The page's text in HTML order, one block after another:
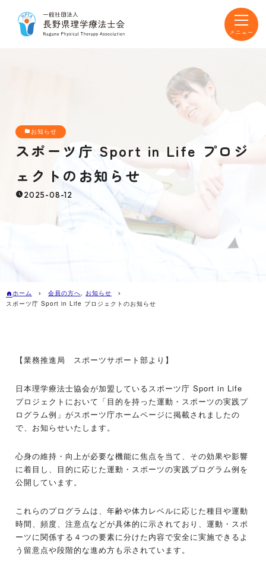
toggle
お知らせ
スポーツ庁 Sport in Life プロジ
ェクトのお知らせ
2025-08-12
ホーム 会員の方へ, お知らせ
スポーツ庁 Sport in Life プロジェクトのお知らせ
【業務推進局 スポーツサポート部より】
日本理学療法士協会が加盟しているスポーツ庁 Sport in Life
プロジェクトにおいて「目的を持った運動・スポーツの実践プ
ログラム例」がスポーツ庁ホームページに掲載されましたの
で、お知らせいたします。
心身の維持・向上が必要な機能に焦点を当て、その効果や影響
に着目し、目的に応じた運動・スポーツの実践プログラム例を
公開しています。
これらのプログラムは、年齢や体力レベルに応じた種目や運動
時間、頻度、注意点などが具体的に示されており、運動・スポ
ーツに関係する４つの要素に分けた内容で安全に実施できるよ
う留意点や段階的な進め方も示されています。